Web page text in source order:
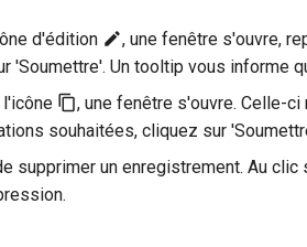
d'édition
, une fenêtre s'ouvre,
'Soumettre'. Un tooltip vous informe
l'icône
, une fenêtre s'ouvre. Celle-
souhaitées, cliquez sur
supprimer un enregistrement. Au